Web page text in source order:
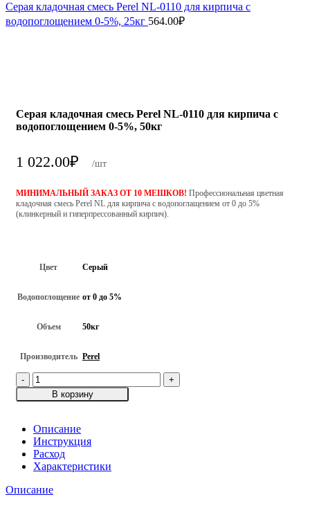
Серая кладочная смесь Perel NL-0110 для кирпича с
водопоглощением 0-5%, 25кг 564.00₽
Серая кладочная смесь Perel NL-0110 для кирпича с
водопоглощением 0-5%, 50кг
1 022.00₽ /шт
МИНИМАЛЬНЫЙ ЗАКАЗ ОТ 10 МЕШКОВ! Профессиональная цветная
кладочная смесь Perel NL для кирпича с водопоглащением от 0 до 5%
(клинкерный и гиперпрессованный кирпич).
Цвет Серый
Водопоглощение от 0 до 5%
Объем 50кг
Производитель Perel
Количество
товара
Серая
смесь
Perel
NL-
0110
кирпича
В корзину
Описание
Инструкция
Расход
Характеристики
Описание